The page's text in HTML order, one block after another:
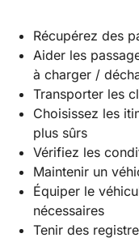
Récupérez des
Aider les
à charger /
Transporter les
Choisissez les
plus sûrs
Vérifiez les
Maintenir un
Équiper le
nécessaires
Tenir des